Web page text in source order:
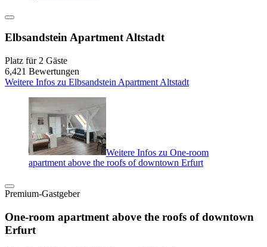
Elbsandstein Apartment Altstadt
Platz für 2 Gäste
6,421 Bewertungen
Weitere Infos zu Elbsandstein Apartment Altstadt
Weitere Infos zu One-room
apartment above the roofs of downtown Erfurt
Premium-Gastgeber
One-room apartment above the roofs of downtown
Erfurt